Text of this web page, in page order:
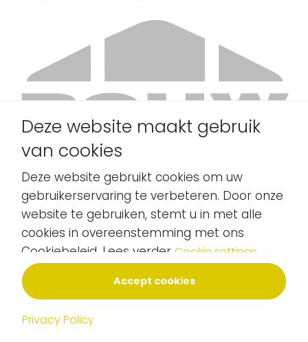
Copyright 2025 - Alle rechten voorbehouden - Skitle
Algemene Voorwaarden
Deze website maakt gebruik
van cookies
Deze website gebruikt cookies om uw
gebruikerservaring te verbeteren. Door onze
website te gebruiken, stemt u in met alle
cookies in overeenstemming met ons
Cookiebeleid. Lees verder Cookie settings
Accept cookies
Privacy Policy